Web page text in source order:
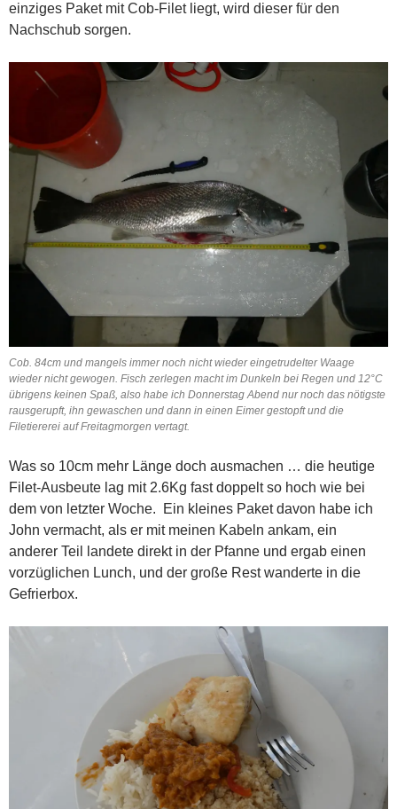
einziges Paket mit Cob-Filet liegt, wird dieser für den
Nachschub sorgen.
Cob. 84cm und mangels immer noch nicht wieder eingetrudelter Waage
wieder nicht gewogen. Fisch zerlegen macht im Dunkeln bei Regen und 12°C
übrigens keinen Spaß, also habe ich Donnerstag Abend nur noch das nötigste
rausgerupft, ihn gewaschen und dann in einen Eimer gestopft und die
Filetiererei auf Freitagmorgen vertagt.
Was so 10cm mehr Länge doch ausmachen … die heutige
Filet-Ausbeute lag mit 2.6Kg fast doppelt so hoch wie bei
dem von letzter Woche. Ein kleines Paket davon habe ich
John vermacht, als er mit meinen Kabeln ankam, ein
anderer Teil landete direkt in der Pfanne und ergab einen
vorzüglichen Lunch, und der große Rest wanderte in die
Gefrierbox.